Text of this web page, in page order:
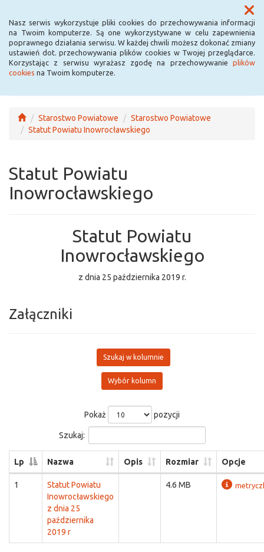
Nasz serwis wykorzystuje pliki cookies do przechowywania informacji
na Twoim komputerze. Są one wykorzystywane w celu zapewnienia
poprawnego działania serwisu. W każdej chwili możesz dokonać zmiany
ustawień dot. przechowywania plików cookies w Twojej przeglądarce.
Korzystając z serwisu wyrażasz zgodę na przechowywanie plików
cookies na Twoim komputerze.
Menu
Starostwo Powiatowe
Starostwo Powiatowe
Statut Powiatu Inowrocławskiego
Statut Powiatu
Inowrocławskiego
Statut Powiatu
Inowrocławskiego
z dnia 25 października 2019 r.
Załączniki
Szukaj w kolumnie
Wybór kolumn
Pokaż pozycji
Szukaj:
Lp Nazwa Opis Rozmiar Opcje
1
Statut Powiatu
Inowrocławskiego
z dnia 25
października
2019 r
4.6 MB